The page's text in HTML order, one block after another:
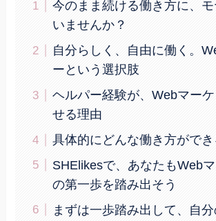
今のまま続ける働き方に、
いませんか？
自分らしく、自由に働く。
ーという選択肢
ヘルパー経験が、Webマー
せる理由
具体的にどんな働き方ができ
SHElikesで、あなたもWeb
の第一歩を踏み出そう
まずは一歩踏み出して、自